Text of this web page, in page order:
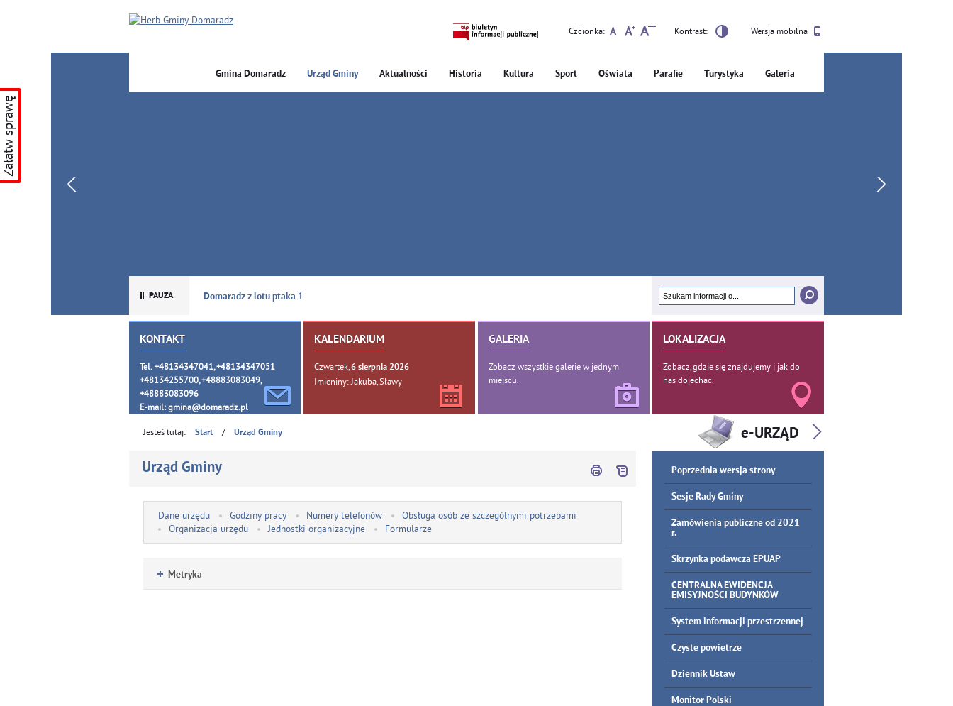
Wersja mobilna
Czcionka: Kontrast:
Gmina Domaradz Urząd Gminy Aktualności Historia Kultura Sport Oświata Parafie Turystyka Galeria
Domaradz z lotu ptaka 1
KONTAKT
Tel. +48134347041, +48134347051
+48134255700, +48883083049,
+48883083096
E-mail: gmina@domaradz.pl
KALENDARIUM
Czwartek, 6sierpnia 2026
Imieniny: Jakuba, Sławy
GALERIA
Zobacz wszystkie galerie w jednym
miejscu.
LOKALIZACJA
Zobacz, gdzie się znajdujemy i jak do
nas dojechać.
Załatw sprawę
Jesteś tutaj: Start / Urząd Gminy
Urząd Gminy
Dane urzędu Godziny pracy Numery telefonów
Obsługa osób ze szczególnymi potrzebami
Organizacja urzędu
Jednostki organizacyjne Formularze
Metryka
Poprzednia wersja strony
Sesje Rady Gminy
Zamówienia publiczne od 2021
r.
Skrzynka podawcza EPUAP
CENTRALNA EWIDENCJA
EMISYJNOŚCI BUDYNKÓW
System informacji przestrzennej
Czyste powietrze
Dziennik Ustaw
Monitor Polski